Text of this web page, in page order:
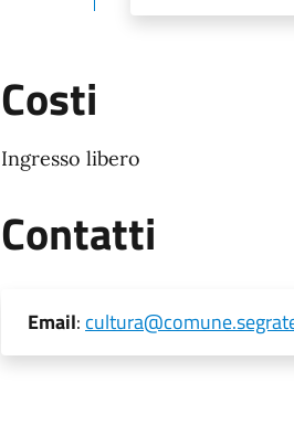
Costi
Ingresso libero
Contatti
Email: